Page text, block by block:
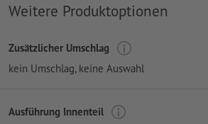
Weitere Produktoptionen
Zusätzlicher Umschlag
kein Umschlag, keine Auswahl
Ausführung Innenteil